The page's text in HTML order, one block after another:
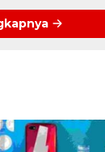
Dokumen